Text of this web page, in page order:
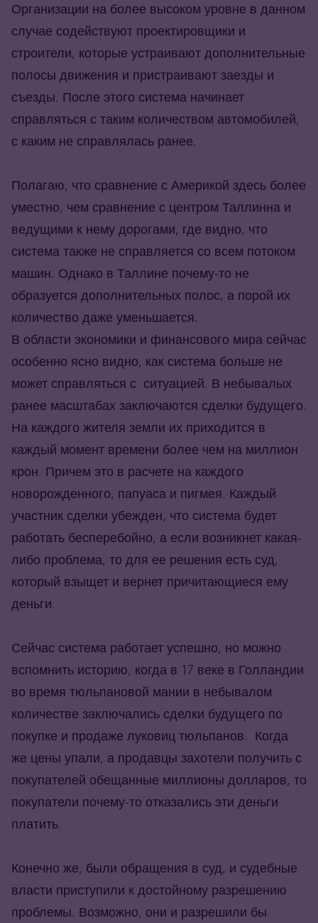
Организации на более высоком уровне в данном
случае содействуют проектировщики и
строители, которые устраивают дополнительные
полосы движения и пристраивают заезды и
съезды. После этого система начинает
справляться с таким количеством автомобилей,
с каким не справлялась ранее.
Полагаю, что сравнение с Америкой здесь более
уместно, чем сравнение с центром Таллинна и
ведущими к нему дорогами, где видно, что
система также не справляется со всем потоком
машин. Однако в Таллине почему-то не
образуется дополнительных полос, а порой их
количество даже уменьшается.
В области экономики и финансового мира сейчас
особенно ясно видно, как система больше не
может справляться с ситуацией. В небывалых
ранее масштабах заключаются сделки будущего.
На каждого жителя земли их приходится в
каждый момент времени более чем на миллион
крон. Причем это в расчете на каждого
новорожденного, папуаса и пигмея. Каждый
участник сделки убежден, что система будет
работать бесперебойно, а если возникнет какая-
либо проблема, то для ее решения есть суд,
который взыщет и вернет причитающиеся ему
деньги.
Сейчас система работает успешно, но можно
вспомнить историю, когда в 17 веке в Голландии
во время тюльпановой мании в небывалом
количестве заключались сделки будущего по
покупке и продаже луковиц тюльпанов. Когда
же цены упали, а продавцы захотели получить с
покупателей обещанные миллионы долларов, то
покупатели почему-то отказались эти деньги
платить.
Конечно же, были обращения в суд, и судебные
власти приступили к достойному разрешению
проблемы. Возможно, они и разрешили бы